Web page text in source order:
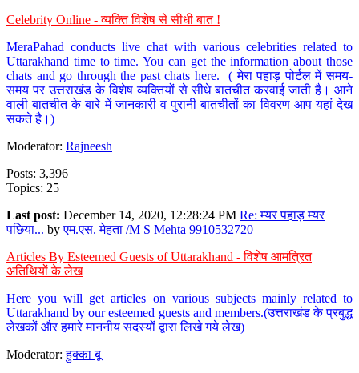
Celebrity Online - व्यक्ति विशेष से सीधी बात !
MeraPahad conducts live chat with various celebrities related to
Uttarakhand time to time. You can get the information about those
chats and go through the past chats here. ( मेरा पहाड़ पोर्टल में समय-
समय पर उत्तराखंड के विशेष व्यक्तियों से सीधे बातचीत करवाई जाती है। आने
वाली बातचीत के बारे में जानकारी व पुरानी बातचीतों का विवरण आप यहां देख
सकते है।)
Moderator: Rajneesh
Posts: 3,396
Topics: 25
Last post: December 14, 2020, 12:28:24 PM Re: म्यर पहाड़ म्यर
पछिया... byएम.एस. मेहता /M S Mehta 9910532720
Articles By Esteemed Guests of Uttarakhand - विशेष आमंत्रित
अतिथियों के लेख
Here you will get articles on various subjects mainly related to
Uttarakhand by our esteemed guests and members.(उत्तराखंड के प्रबुद्ध
लेखकों और हमारे माननीय सदस्यों द्वारा लिखे गये लेख)
Moderator:हुक्का बू